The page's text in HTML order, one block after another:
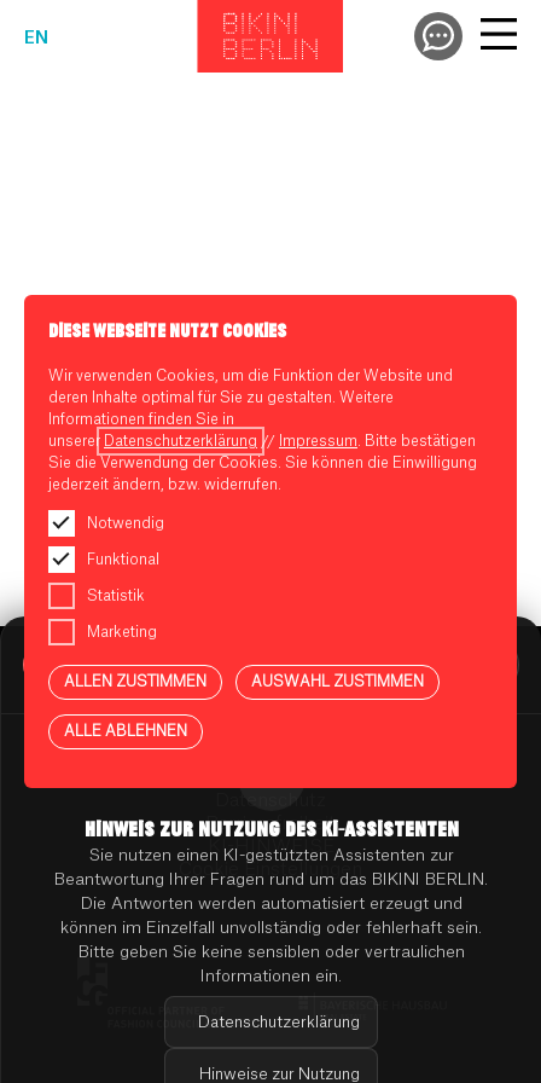
EN
BIKINI BERLIN Assistent
Online
HINWEIS ZUR NUTZUNG DES KI-ASSISTENTEN
Sie nutzen einen KI-gestützten Assistenten zur
Beantwortung Ihrer Fragen rund um das BIKINI BERLIN.
Die Antworten werden automatisiert erzeugt und
können im Einzelfall unvollständig oder fehlerhaft sein.
Bitte geben Sie keine sensiblen oder vertraulichen
Informationen ein.
Datenschutzerklärung
Hinweise zur Nutzung
DIESE WEBSEITE NUTZT COOKIES
Wir verwenden Cookies, um die Funktion der Website und
deren Inhalte optimal für Sie zu gestalten. Weitere
Informationen finden Sie in
unserer
Datenschutzerklärung // Impressum . Bitte bestätigen
Sie die Verwendung der Cookies. Sie können die Einwilligung
jederzeit ändern, bzw. widerrufen.
Notwendig
Funktional
Statistik
Marketing
ALLEN ZUSTIMMEN AUSWAHL ZUSTIMMEN
ALLE ABLEHNEN
Presse
Barrierefreiheit
KI-HINWEISE
Cookie Einstellungen